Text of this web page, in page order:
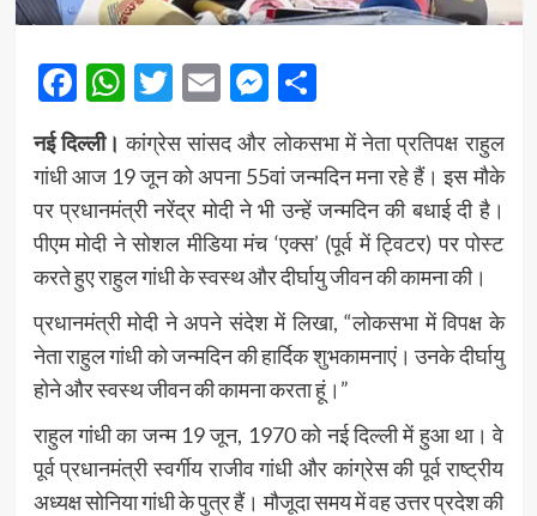
Facebook
WhatsApp
Twitter
EmailMessenger
Share
नई दिल्ली। कांग्रेस सांसद और लोकसभा में नेता प्रतिपक्ष राहुल
गांधी आज 19 जून को अपना 55वां जन्मदिन मना रहे हैं। इस मौके
पर प्रधानमंत्री नरेंद्र मोदी ने भी उन्हें जन्मदिन की बधाई दी है।
पीएम मोदी ने सोशल मीडिया मंच ‘एक्स’ (पूर्व में ट्विटर) पर पोस्ट
करते हुए राहुल गांधी के स्वस्थ और दीर्घायु जीवन की कामना की।
प्रधानमंत्री मोदी ने अपने संदेश में लिखा, “लोकसभा में विपक्ष के
नेता राहुल गांधी को जन्मदिन की हार्दिक शुभकामनाएं। उनके दीर्घायु
होने और स्वस्थ जीवन की कामना करता हूं।”
राहुल गांधी का जन्म 19 जून, 1970 को नई दिल्ली में हुआ था। वे
पूर्व प्रधानमंत्री स्वर्गीय राजीव गांधी और कांग्रेस की पूर्व राष्ट्रीय
अध्यक्ष सोनिया गांधी के पुत्र हैं। मौजूदा समय में वह उत्तर प्रदेश की